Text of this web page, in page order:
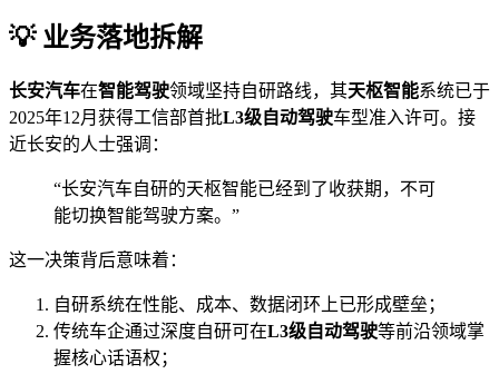
💡 业务落地拆解
长安汽车在智能驾驶领域坚持自研路线，其天枢智能系统已于
2025年12月获得工信部首批L3级自动驾驶车型准入许可。接
近长安的人士强调：
“长安汽车自研的天枢智能已经到了收获期，不可
能切换智能驾驶方案。”
这一决策背后意味着：
自研系统在性能、成本、数据闭环上已形成壁垒；
传统车企通过深度自研可在L3级自动驾驶等前沿领域掌
握核心话语权；